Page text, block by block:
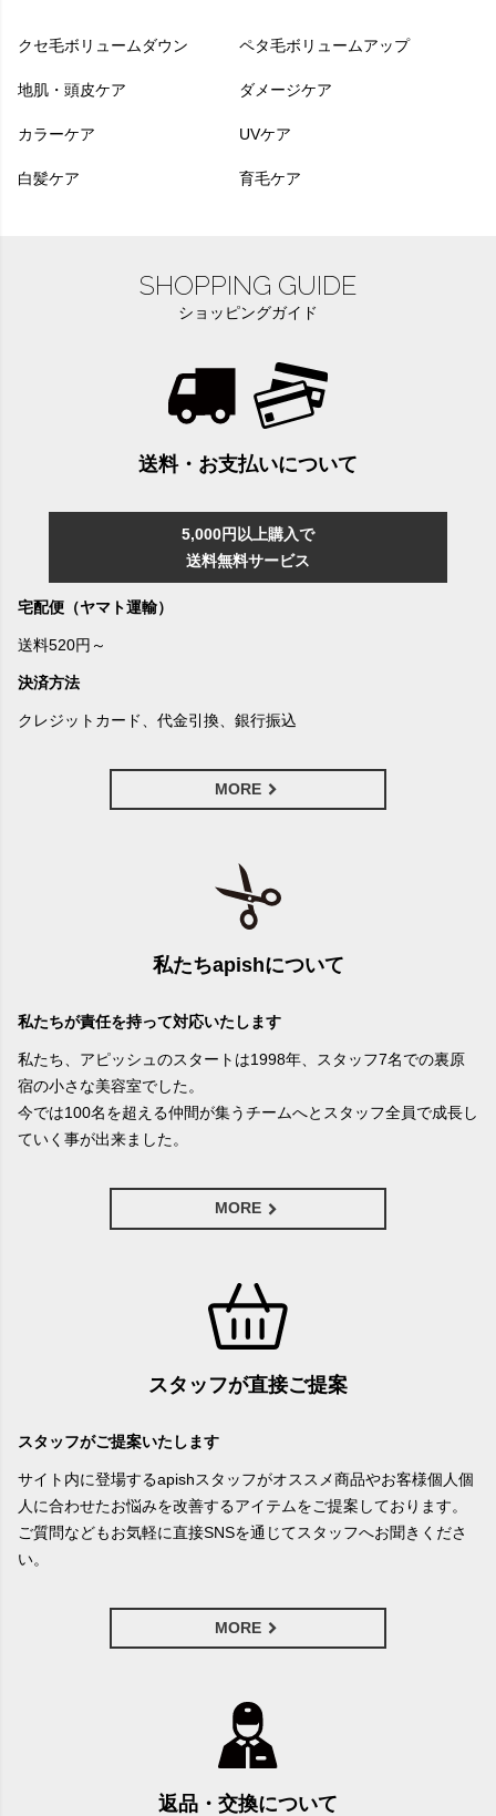
クセ毛ボリュームダウン ペタ毛ボリュームアップ
地肌・頭皮ケア ダメージケア
カラーケア UVケア
白髪ケア 育毛ケア
SHOPPING GUIDE
ショッピングガイド
送料・お支払いについて
5,000円以上購入で
送料無料サービス
宅配便（ヤマト運輸）
送料520円～
決済方法
クレジットカード、代金引換、銀行振込
MORE
私たちapishについて
私たちが責任を持って対応いたします
私たち、アピッシュのスタートは1998年、スタッフ7名での裏原
宿の小さな美容室でした。
今では100名を超える仲間が集うチームへとスタッフ全員で成長し
ていく事が出来ました。
MORE
スタッフが直接ご提案
スタッフがご提案いたします
サイト内に登場するapishスタッフがオススメ商品やお客様個人個
人に合わせたお悩みを改善するアイテムをご提案しております。
ご質問などもお気軽に直接SNSを通じてスタッフへお聞きくださ
い。
MORE
返品・交換について